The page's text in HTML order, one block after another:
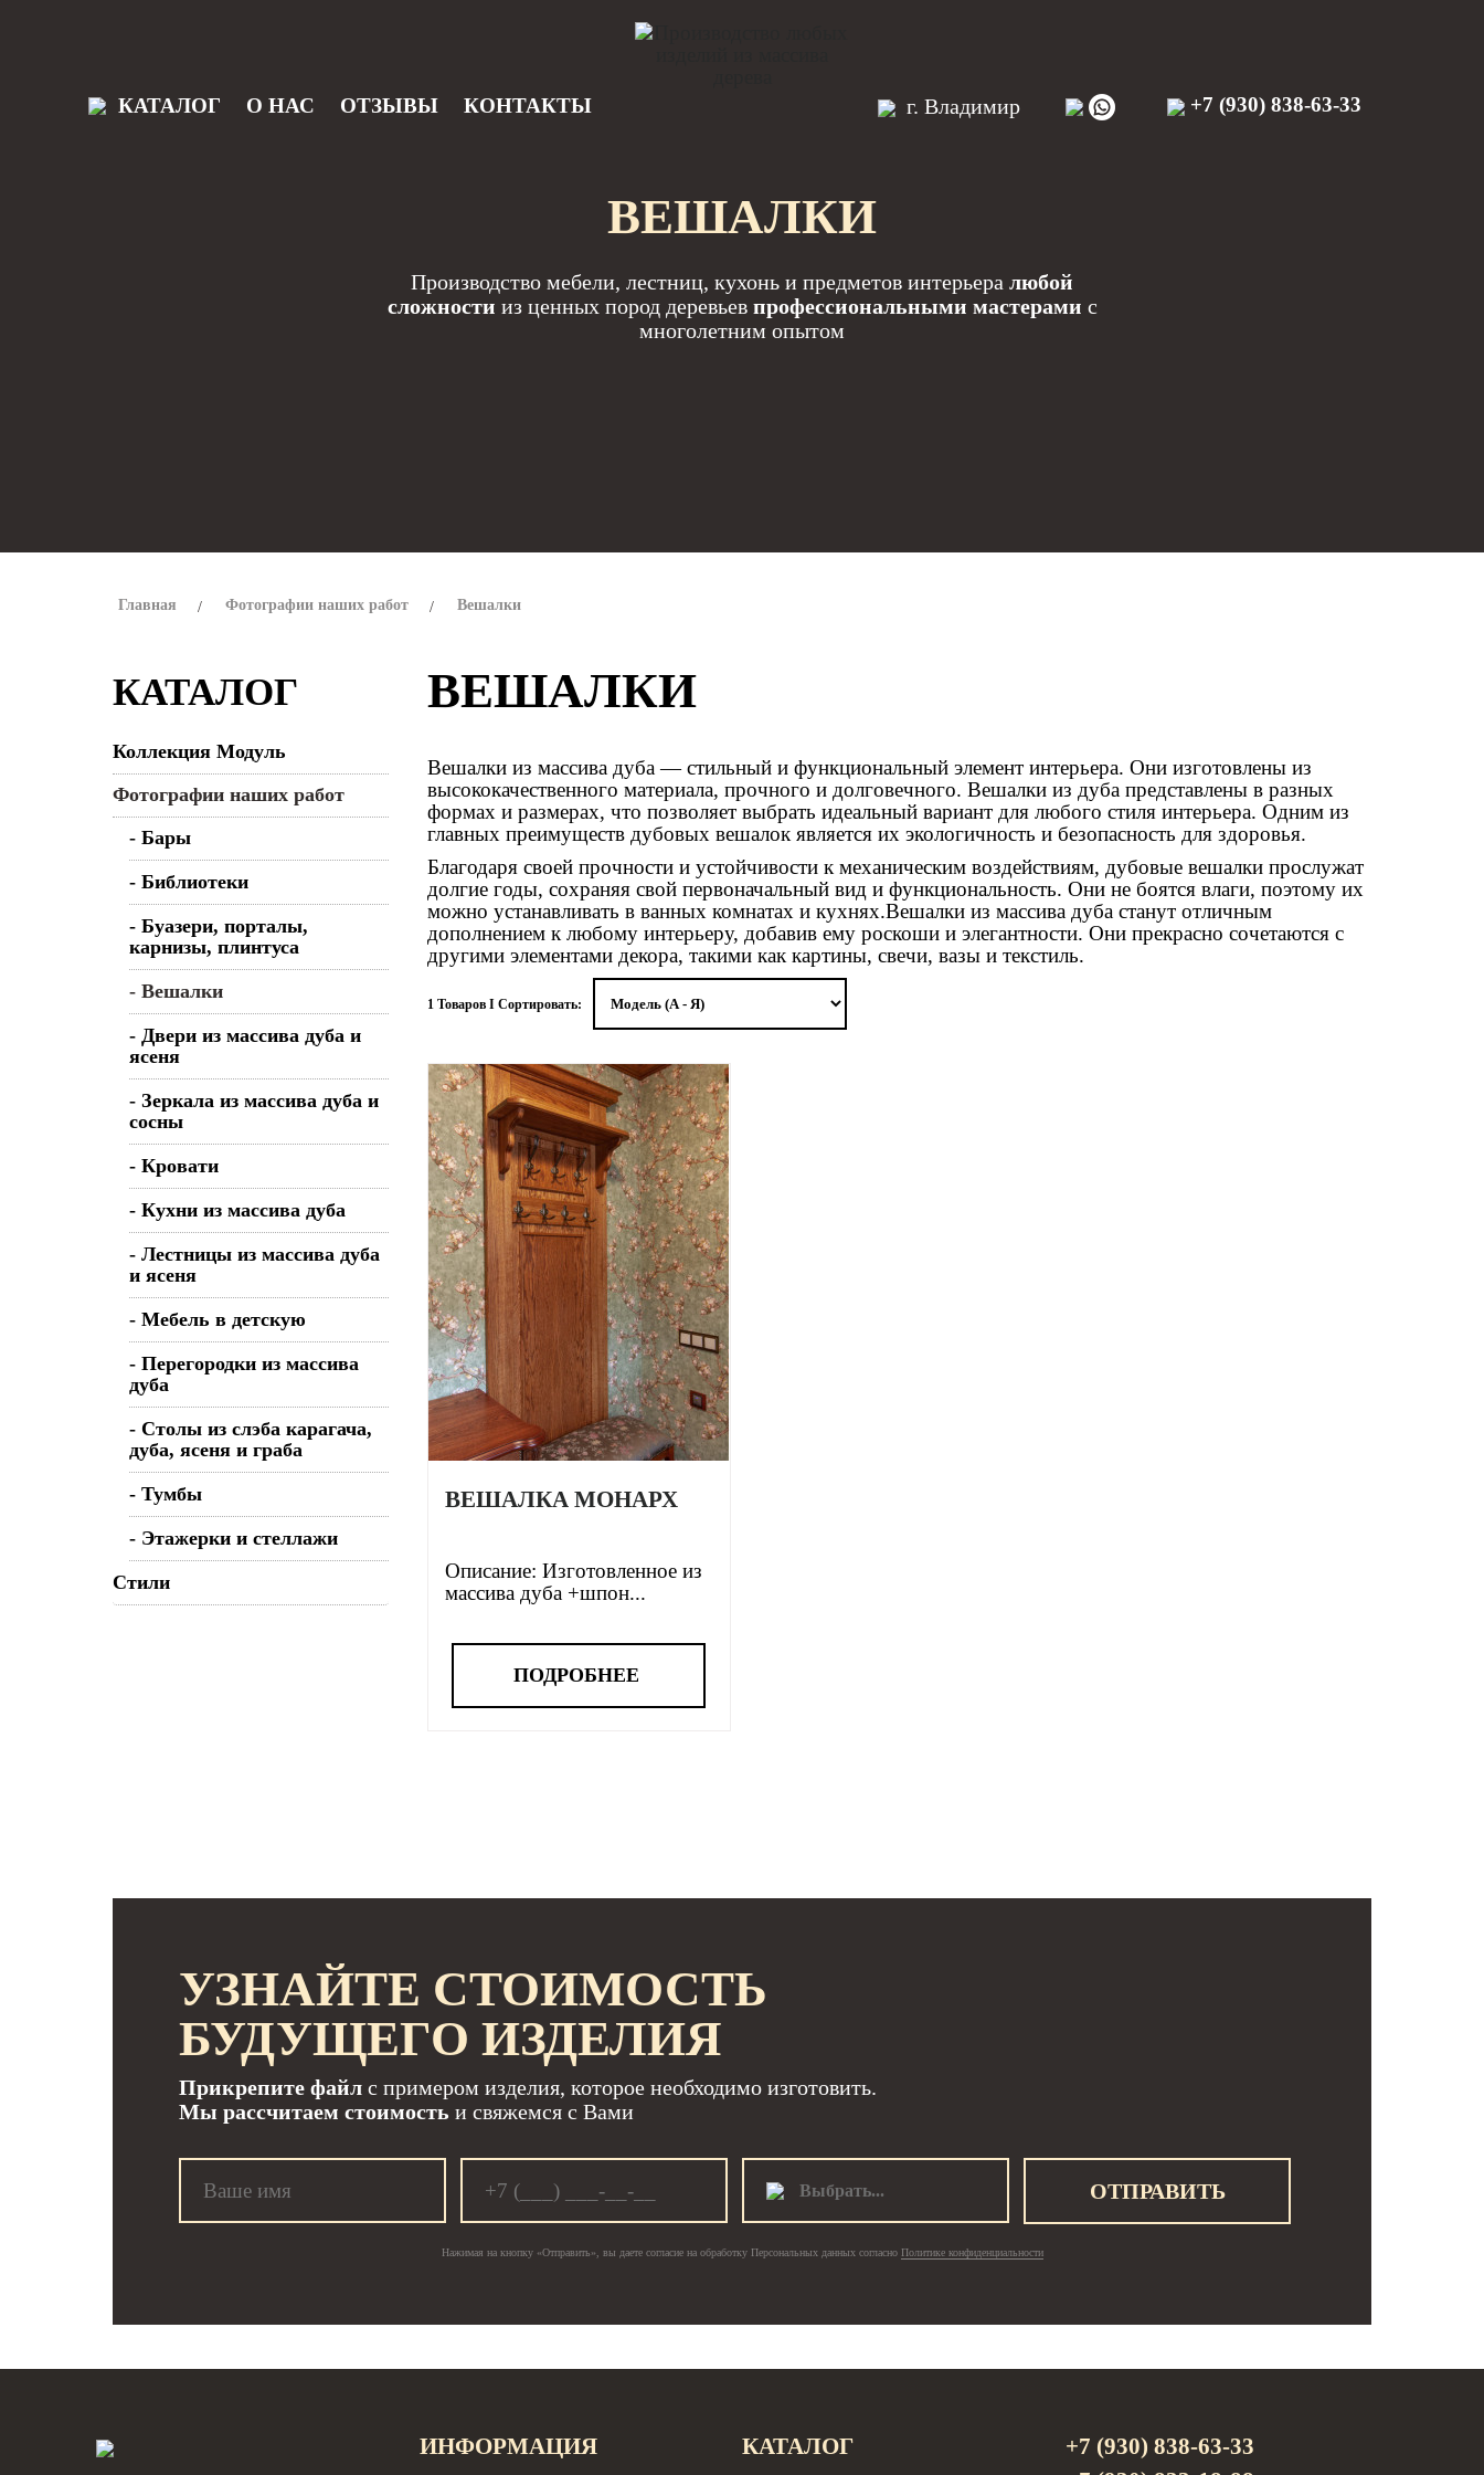
КАТАЛОГ О НАС ОТЗЫВЫ КОНТАКТЫ г. Владимир +7 (930) 838-63-33
ВЕШАЛКИ
Производство мебели, лестниц, кухонь и предметов интерьера любой
сложности из ценных пород деревьев профессиональными мастерами с
многолетним опытом
Главная Фотографии наших работ Вешалки
КАТАЛОГ
Коллекция Модуль
Фотографии наших работ
- Бары
- Библиотеки
- Буазери, порталы,
карнизы, плинтуса
- Вешалки
- Двери из массива дуба и
ясеня
- Зеркала из массива дуба и
сосны
- Кровати
- Кухни из массива дуба
- Лестницы из массива дуба
и ясеня
- Мебель в детскую
- Перегородки из массива
дуба
- Столы из слэба карагача,
дуба, ясеня и граба
- Тумбы
- Этажерки и стеллажи
Стили
ВЕШАЛКИ
Вешалки из массива дуба — стильный и функциональный элемент интерьера. Они изготовлены из
высококачественного материала, прочного и долговечного. Вешалки из дуба представлены в разных
формах и размерах, что позволяет выбрать идеальный вариант для любого стиля интерьера. Одним из
главных преимуществ дубовых вешалок является их экологичность и безопасность для здоровья.
Благодаря своей прочности и устойчивости к механическим воздействиям, дубовые вешалки прослужат
долгие годы, сохраняя свой первоначальный вид и функциональность. Они не боятся влаги, поэтому их
можно устанавливать в ванных комнатах и кухнях.Вешалки из массива дуба станут отличным
дополнением к любому интерьеру, добавив ему роскоши и элегантности. Они прекрасно сочетаются с
другими элементами декора, такими как картины, свечи, вазы и текстиль.
1 Товаров I Сортировать:
ВЕШАЛКА МОНАРХ
Описание: Изготовленное из
массива дуба +шпон...
ПОДРОБНЕЕ
УЗНАЙТЕ СТОИМОСТЬ
БУДУЩЕГО ИЗДЕЛИЯ
Прикрепите файл с примером изделия, которое необходимо изготовить.
Мы рассчитаем стоимость и свяжемся с Вами
Выбрать... ОТПРАВИТЬ
Нажимая на кнопку «Отправить», вы даете согласие на обработку Персональных данных согласно Политике конфиденциальности
ИНФОРМАЦИЯ КАТАЛОГ
+7 (930) 838-63-33